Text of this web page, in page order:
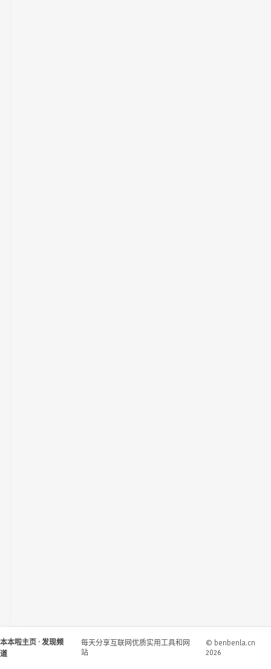
本本啦主页 · 发现频
道
每天分享互联网优质实用工具和网
站
© benbenla.cn
2026